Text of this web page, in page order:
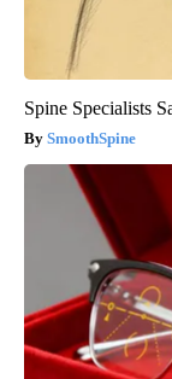
Spine Specialists
SmoothSpine